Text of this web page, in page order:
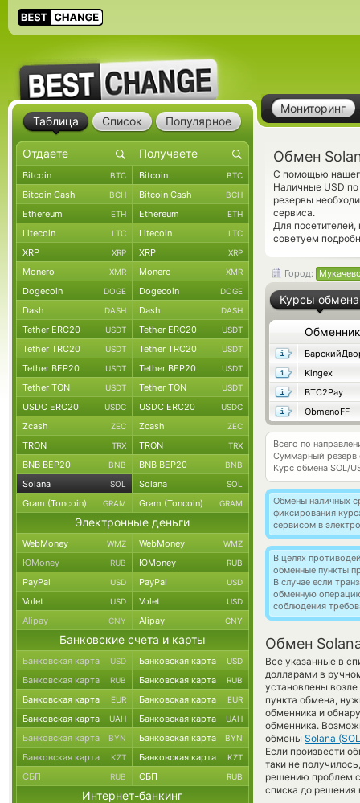
Мониторинг
Обмен
С помощью
Наличные USD
резервы
сервиса.
Для
советуем
Город:
Курсы обмена
Обменник
Kingex
BTC2Pay
ObmenoFF
Всего по
Суммарный резерв
Курс обмена SOL/
Обмены наличных
фиксирования
сервисом в
В целях
обменные пункты
В случае если
обменную
соблюдения
Обмен
Все указанные в
долларами в
установлены
пункта обмена,
обменника и
обменника.
обмены Solana
Если произвести
таки не
решению проблем с
списка до решения
Таблица Список Популярное
Bitcoin BTC Bitcoin BTC
Bitcoin Cash BCH Bitcoin Cash BCH
Ethereum ETH Ethereum ETH
Litecoin LTC Litecoin LTC
XRP XRP XRP XRP
Monero XMR Monero XMR
Dogecoin DOGE Dogecoin DOGE
Dash DASH Dash DASH
Tether ERC20 USDT Tether ERC20 USDT
Tether TRC20 USDT Tether TRC20 USDT
Tether BEP20 USDT Tether BEP20 USDT
Tether TON USDT Tether TON USDT
USDC ERC20 USDC USDC ERC20 USDC
Zcash ZEC Zcash ZEC
TRON TRX TRON TRX
BNB BEP20 BNB BNB BEP20 BNB
Solana SOL Solana SOL
Gram (Toncoin) GRAM Gram (Toncoin) GRAM
Электронные деньги
WebMoney WMZ WebMoney WMZ
ЮMoney RUB ЮMoney RUB
PayPal USD PayPal USD
Volet USD Volet USD
Alipay CNY Alipay CNY
Банковские счета и карты
Банковская карта USD Банковская карта USD
Банковская карта RUB Банковская карта RUB
Банковская карта EUR Банковская карта EUR
Банковская карта UAH Банковская карта UAH
Банковская карта BYN Банковская карта BYN
Банковская карта KZT Банковская карта KZT
СБП RUB СБП RUB
Интернет-банкинг